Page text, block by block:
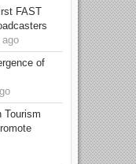
FAST
of
Tourism